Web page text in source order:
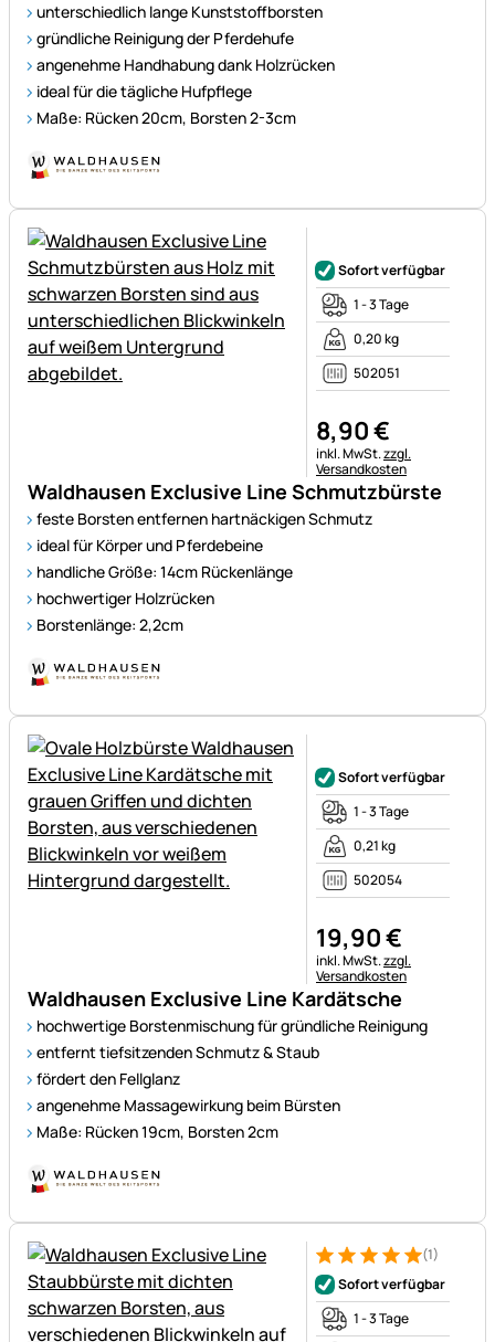
unterschiedlich lange Kunststoffborsten
gründliche Reinigung der Pferdehufe
angenehme Handhabung dank Holzrücken
ideal für die tägliche Hufpflege
Maße: Rücken 20cm, Borsten 2-3cm
Waldhausen Exclusive Line Schmutzbürste
feste Borsten entfernen hartnäckigen Schmutz
ideal für Körper und Pferdebeine
handliche Größe: 14cm Rückenlänge
hochwertiger Holzrücken
Borstenlänge: 2,2cm
Sofort verfügbar
1 - 3 Tage
0,20 kg
502051
8,90€
Steuerhinweis:
inkl. MwSt.zzgl.
Versandkosten
Waldhausen Exclusive Line Kardätsche
hochwertige Borstenmischung für gründliche Reinigung
entfernt tiefsitzenden Schmutz & Staub
fördert den Fellglanz
angenehme Massagewirkung beim Bürsten
Maße: Rücken 19cm, Borsten 2cm
Sofort verfügbar
1 - 3 Tage
0,21 kg
502054
19,90€
Steuerhinweis:
inkl. MwSt.zzgl.
Versandkosten
Bewertung: 5 von 5 (1
1 Bewertung
(1)
Sofort verfügbar
1 - 3 Tage